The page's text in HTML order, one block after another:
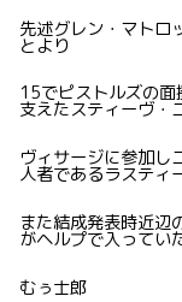
先述グレン・マト
とより
15でピストルズの
支えたスティーヴ・
ヴィサージに参加し
人者であるラスティ
また結成発表時近辺
がヘルプで入ってい
むぅ士郎